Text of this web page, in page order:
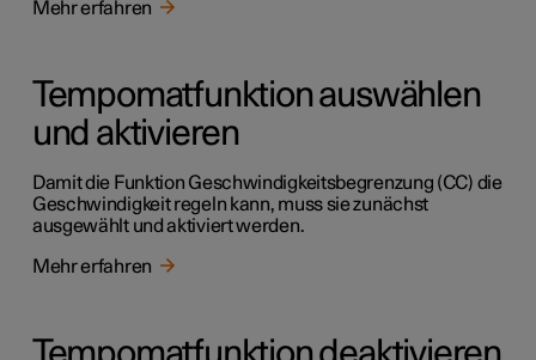
Mehr erfahren
Tempomatfunktion auswählen
und aktivieren
Damit die Funktion Geschwindigkeitsbegrenzung (CC) die
Geschwindigkeit regeln kann, muss sie zunächst
ausgewählt und aktiviert werden.
Mehr erfahren